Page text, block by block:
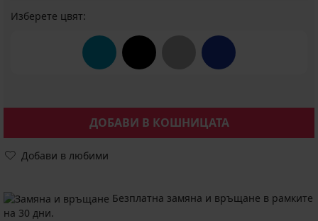
Изберете цвят:
ДОБАВИ В КОШНИЦАТА
Добави в любими
Безплатна замяна и връщане в рамките
на 30 дни.